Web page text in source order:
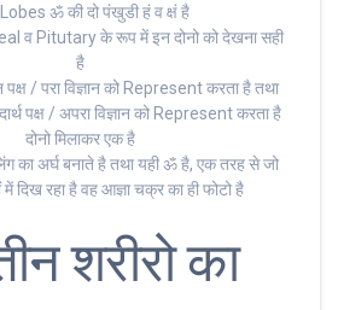
Lobes ॐ की दो पंखुडी हं व क्षं है
व Pitutary के रूप में इन दोनो को देखना सही
है
/ परा विज्ञान को Represent करता है तथा
पक्ष / अपरा विज्ञान को Represent करता है
दोनो मिलाकर एक है
का अर्घ बनाते है तथा यही ॐ है, एक तरह से जो
में दिख रहा है वह आज्ञा चक्र का ही फोटो है
शरीरो का